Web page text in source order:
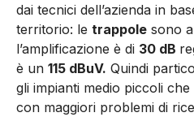
dai tecnici dell’azienda in
territorio: le trappole sono
l’amplificazione è di 30 dB
è un 115 dBuV. Quindi
gli impianti medio piccoli
con maggiori problemi di